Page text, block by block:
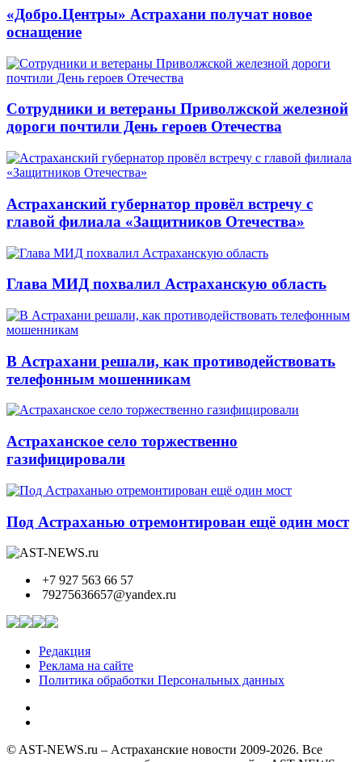
«Добро.Центры» Астрахани получат новое
оснащение
Сотрудники и ветераны Приволжской железной
дороги почтили День героев Отечества
Астраханский губернатор провёл встречу с
главой филиала «Защитников Отечества»
Глава МИД похвалил Астраханскую область
В Астрахани решали, как противодействовать
телефонным мошенникам
Астраханское село торжественно
газифицировали
Под Астраханью отремонтирован ещё один мост
+7 927 563 66 57
79275636657@yandex.ru
Редакция
Реклама на сайте
Политика обработки Персональных данных
© AST-NEWS.ru – Астраханские новости 2009-2026. Все